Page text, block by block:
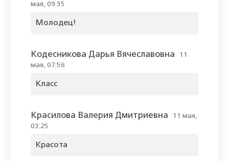
мая, 09:35
Молодец!
Кодесникова Дарья Вячеславовна
11
мая, 07:56
Класс
Красилова Валерия Дмитриевна
11 мая,
03:25
Красота